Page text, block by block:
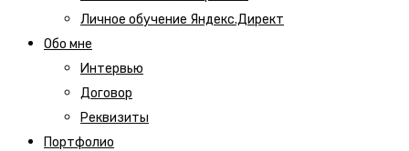
Личное обучение Яндекс.Директ
Обо мне
Интервью
Договор
Реквизиты
Портфолио